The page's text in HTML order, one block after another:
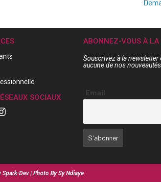
SOCIAUX
ABONNEZ-VOUS À LA
Souscrivez à la newsletter
aucune de nos nouveautés
Email
Dev | Photo By Sy Ndiaye